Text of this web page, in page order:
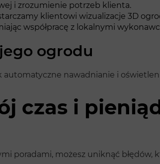
i zrozumienie potrzeb klienta.
klientowi wizualizacje 3D
współpracę z lokalnymi
ogrodu
nawadnianie i
czas i
poradami, możesz uniknąć błędów,